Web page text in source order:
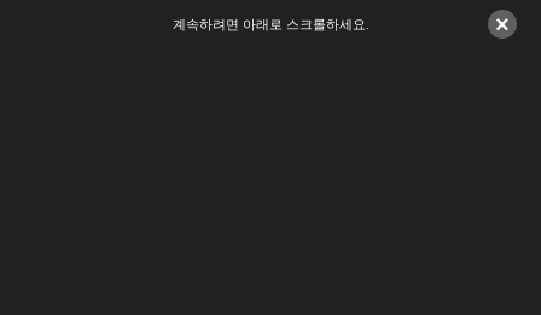
×
계속하려면 아래로 스크롤하세요.